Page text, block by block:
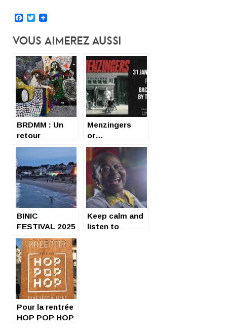
Facebook
Twitter
Vous Aimerez Aussi
BRDMM : Un
retour
saisissant
Menzingers
or…
BINIC
FESTIVAL 2025
(1)
Keep calm and
listen to
Pour la rentrée
HOP POP HOP